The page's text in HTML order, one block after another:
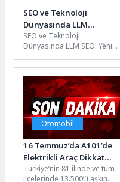
SEO ve Teknoloji
Dünyasında LLM
Seo’nun Etkileyici
Yükselişi
SEO ve Teknoloji
Dünyasında LLM SEO: Yeni
yıllarda SEO ve...
Otomobil
16 Temmuz’da A101’de
Elektrikli Araç Dikkat
Çekiyor
Türkiye’nin 81 ilinde ve tüm
ilçelerinde 13.500’ü aşkın